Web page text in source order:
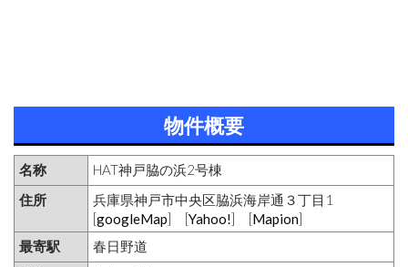
物件概要
名称
HAT神戸脇の浜2号棟
住所
兵庫県神戸市中央区脇浜海岸通３丁目1
[googleMap] [Yahoo!] [Mapion]
最寄駅
春日野道